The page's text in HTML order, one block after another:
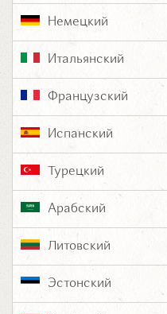
Немецкий
Итальянский
Французский
Испанский
Турецкий
Арабский
Литовский
Эстонский